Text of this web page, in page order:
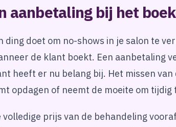
aanbetaling bij het
ding doet om no-shows in je salon te
de klant boekt. Een aanbetaling
heeft er nu belang bij. Het missen
opdagen of neemt de moeite om
prijs van de behandeling